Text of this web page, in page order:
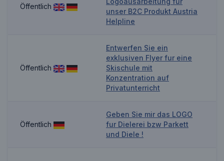
Öffentlich
unser B2C Produkt Austria
Helpline
Öffentlich
Entwerfen Sie ein
exklusiven Flyer fur eine
Skischule mit
Konzentration auf
Privatunterricht
Öffentlich
Geben Sie mir das LOGO
fur Dielerei bzw Parkett
und Diele !